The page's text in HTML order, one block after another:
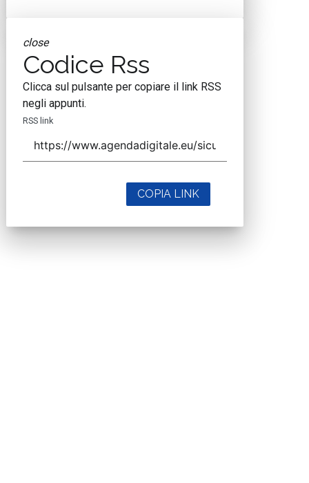
close
Codice Rss
Clicca sul pulsante per copiare il link RSS
negli appunti.
RSS link
COPIA LINK